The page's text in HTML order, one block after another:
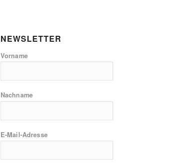
NEWSLETTER
Vorname
Nachname
E-Mail-Adresse